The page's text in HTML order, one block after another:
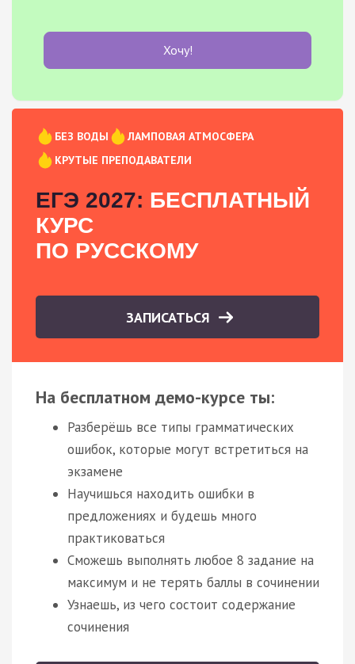
Хочу!
БЕЗ ВОДЫ
ЛАМПОВАЯ АТМОСФЕРА
КРУТЫЕ ПРЕПОДАВАТЕЛИ
ЕГЭ 2027: БЕСПЛАТНЫЙ
КУРС
ПО РУССКОМУ
ЗАПИСАТЬСЯ
На бесплатном демо-курсе ты:
Разберёшь все типы грамматических
ошибок, которые могут встретиться на
экзамене
Научишься находить ошибки в
предложениях и будешь много
практиковаться
Сможешь выполнять любое 8 задание на
максимум и не терять баллы в сочинении
Узнаешь, из чего состоит содержание
сочинения